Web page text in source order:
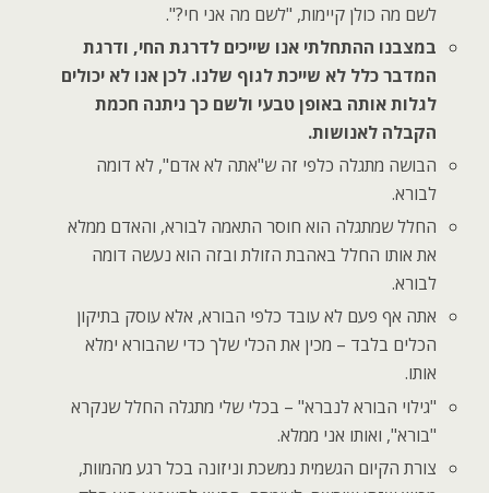
לשם מה כולן קיימות, "לשם מה אני חי?".
במצבנו ההתחלתי אנו שייכים לדרגת החי, ודרגת
המדבר כלל לא שייכת לגוף שלנו. לכן אנו לא יכולים
לגלות אותה באופן טבעי ולשם כך ניתנה חכמת
הקבלה לאנושות.
הבושה מתגלה כלפי זה ש"אתה לא אדם", לא דומה
לבורא.
החלל שמתגלה הוא חוסר התאמה לבורא, והאדם ממלא
את אותו החלל באהבת הזולת ובזה הוא נעשה דומה
לבורא.
אתה אף פעם לא עובד כלפי הבורא, אלא עוסק בתיקון
הכלים בלבד – מכין את הכלי שלך כדי שהבורא ימלא
אותו.
"גילוי הבורא לנברא" – בכלי שלי מתגלה החלל שנקרא
"בורא", ואותו אני ממלא.
צורת הקיום הגשמית נמשכת וניזונה בכל רגע מהמוות,